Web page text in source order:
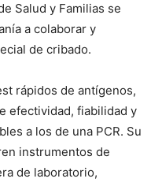
Salud y Familias se
a colaborar y
de cribado.
rápidos de antígenos,
efectividad, fiabilidad y
a los de una PCR. Su
instrumentos de
de laboratorio,